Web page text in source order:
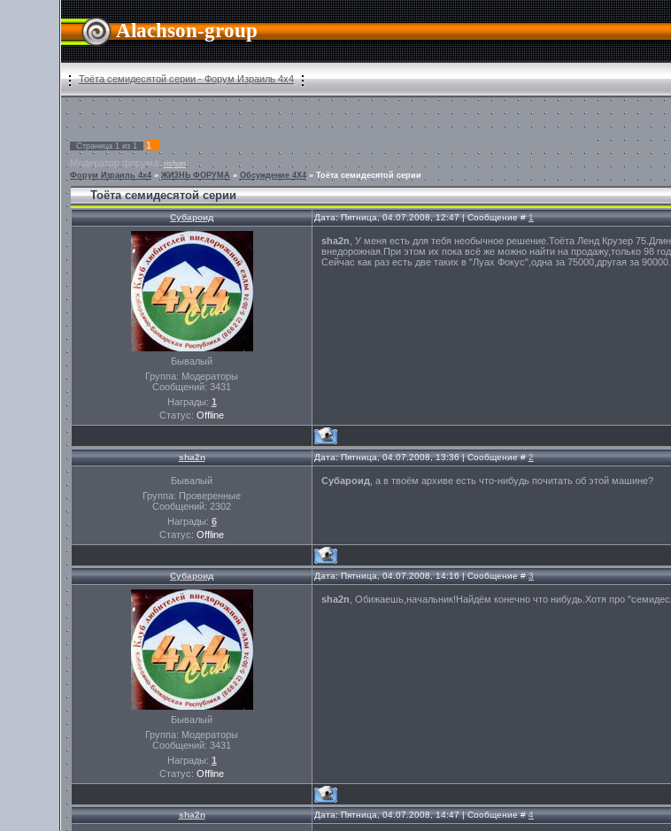
Alachson-group
Тоёта семидесятой серии - Форум Израиль 4х4
Страница 1 из 1
1
Модератор форума: rishon
Форум Израиль 4х4 » ЖИЗНЬ ФОРУМА » Обсуждение 4Х4 » Тоёта семидесятой серии
Тоёта семидесятой серии
Субароид Дата: Пятница, 04.07.2008, 12:47 | Сообщение #1
Бывалый
Группа: Модераторы
Сообщений: 3431
Награды: 1
Статус: Offline
sha2n , У меня есть для тебя необычное решение.Тоёта Ленд Крузер
внедорожная.При этом их пока всё же можно найти на продажу,только 98
Сейчас как раз есть две таких в "Луах Фокус",одна за 75000,другая за
sha2n Дата: Пятница, 04.07.2008, 13:36 | Сообщение #2
Бывалый
Группа: Проверенные
Сообщений: 2302
Награды: 6
Статус: Offline
Субароид , а в твоём архиве есть что-нибудь почитать об этой машине?
Субароид Дата: Пятница, 04.07.2008, 14:16 | Сообщение #3
Бывалый
Группа: Модераторы
Сообщений: 3431
Награды: 1
Статус: Offline
sha2n , Обижаешь,начальник!Найдём конечно что нибудь.Хотя про
sha2n Дата: Пятница, 04.07.2008, 14:47 | Сообщение #4